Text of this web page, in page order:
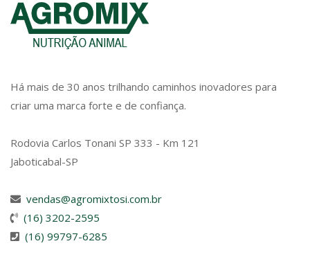
Há mais de 30 anos trilhando caminhos inovadores para
criar uma marca forte e de confiança.
Rodovia Carlos Tonani SP 333 - Km 121
Jaboticabal-SP
vendas@agromixtosi.com.br
(16) 3202-2595
(16) 99797-6285